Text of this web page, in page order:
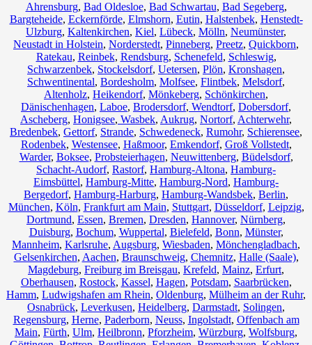
Ahrensburg, Bad Oldesloe, Bad Schwartau, Bad Segeberg,
Bargteheide, Eckernförde, Elmshorn, Eutin, Halstenbek, Henstedt-
Ulzburg, Kaltenkirchen, Kiel, Lübeck, Mölln, Neumünster,
Neustadt in Holstein, Norderstedt, Pinneberg, Preetz, Quickborn,
Ratekau, Reinbek, Rendsburg, Schenefeld, Schleswig,
Schwarzenbek, Stockelsdorf, Uetersen, Plön, Kronshagen,
Schwentinental, Bordesholm, Molfsee, Flintbek, Melsdorf,
Altenholz, Heikendorf, Mönkeberg, Schönkirchen,
Dänischenhagen, Laboe, Brodersdorf, Wendtorf, Dobersdorf,
Ascheberg, Honigsee, Wasbek, Aukrug, Nortorf, Achterwehr,
Bredenbek, Gettorf, Strande, Schwedeneck, Rumohr, Schierensee,
Rodenbek, Westensee, Haßmoor, Emkendorf, Groß Vollstedt,
Warder, Boksee, Probsteierhagen, Neuwittenberg, Büdelsdorf,
Schacht-Audorf, Rastorf, Hamburg-Altona, Hamburg-
Eimsbüttel, Hamburg-Mitte, Hamburg-Nord, Hamburg-
Bergedorf, Hamburg-Harburg, Hamburg-Wandsbek, Berlin,
München, Köln, Frankfurt am Main, Stuttgart, Düsseldorf, Leipzig,
Dortmund, Essen, Bremen, Dresden, Hannover, Nürnberg,
Duisburg, Bochum, Wuppertal, Bielefeld, Bonn, Münster,
Mannheim, Karlsruhe, Augsburg, Wiesbaden, Mönchengladbach,
Gelsenkirchen, Aachen, Braunschweig, Chemnitz⁠, Halle (Saale),
Magdeburg, Freiburg im Breisgau, Krefeld, Mainz, Erfurt,
Oberhausen, Rostock, Kassel, Hagen, Potsdam, Saarbrücken,
Hamm, Ludwigshafen am Rhein, Oldenburg, Mülheim an der Ruhr,
Osnabrück, Leverkusen, Heidelberg, Darmstadt, Solingen,
Regensburg, Herne, Paderborn, Neuss, Ingolstadt, Offenbach am
Main, Fürth, Ulm, Heilbronn, Pforzheim, Würzburg, Wolfsburg,